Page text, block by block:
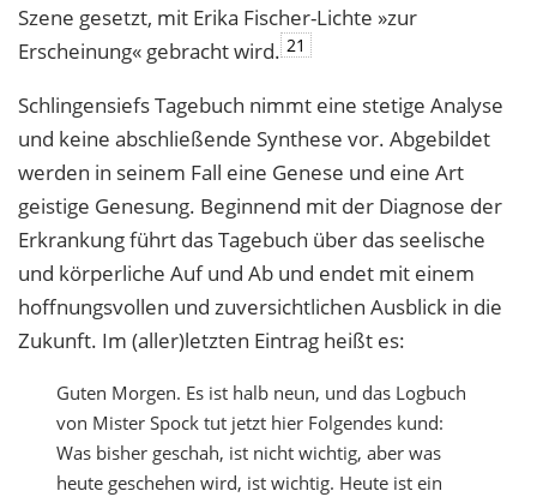
Szene gesetzt, mit Erika Fischer-Lichte »zur
Erscheinung« gebracht wird. 21
Schlingensiefs Tagebuch nimmt eine stetige Analyse
und keine abschließende Synthese vor. Abgebildet
werden in seinem Fall eine Genese und eine Art
geistige Genesung. Beginnend mit der Diagnose der
Erkrankung führt das Tagebuch über das seelische
und körperliche Auf und Ab und endet mit einem
hoffnungsvollen und zuversichtlichen Ausblick in die
Zukunft. Im (aller)letzten Eintrag heißt es:
Guten Morgen. Es ist halb neun, und das Logbuch
von Mister Spock tut jetzt hier Folgendes kund:
Was bisher geschah, ist nicht wichtig, aber was
heute geschehen wird, ist wichtig. Heute ist ein